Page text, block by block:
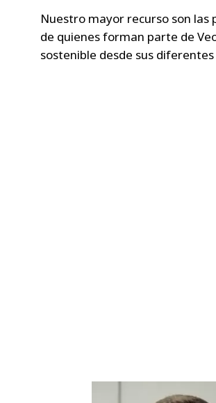
Nuestro mayor recurso son las
de quienes forman parte de
sostenible desde sus